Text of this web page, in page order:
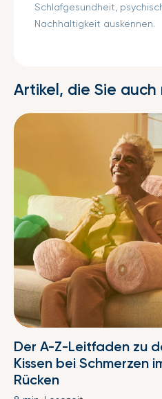
Schlafgesundheit,
Nachhaltigkeit auskennen.
Artikel, die Sie
Der A-Z-Leitfaden zu
Kissen bei Schmerzen
Rücken